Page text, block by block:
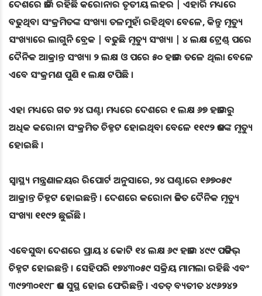
ଦେଶରେ ଜାରି ରହିଛି କରୋନାର ତୃତୀୟ ଲହର | ଏହାରି ମଧ୍ୟରେ
ବଢୁଥିବା ସଂକ୍ରମିତଙ୍କ ସଂଖ୍ୟା ତଳମୁହାଁ ରହିଥିବା ବେଳେ, କିନ୍ତୁ ମୃତ୍ୟୁ
ସଂଖ୍ୟାରେ ଲାଗୁନି ବ୍ରେକ | ବଢୁଛି ମୃତ୍ୟୁ ସଂଖ୍ୟା | ୪ ଲକ୍ଷ ଟ୍ରେଣ୍ଡ୍ ପରେ
ଦୈନିକ ଆକ୍ରାନ୍ତ ସଂଖ୍ୟା ୨ ଲକ୍ଷ ଓ ପରେ ୫୦ ହଜାର ତଳେ ଥିଲା ବେଳେ
ଏବେ ସଂକ୍ରମଣ ପୁଣି ୧ ଲକ୍ଷ ଟପିଛି ।
ଏହା ମଧ୍ୟରେ ଗତ ୨୪ ଘଣ୍ଟା ମଧ୍ୟରେ ଦେଶରେ ୧ ଲକ୍ଷ ୬୭ ହଜାରରୁ
ଅଧିକ କରୋନା ସଂକ୍ରମିତ ଚିହ୍ନଟ ହୋଇଥିବା ବେଳେ ୧୧୯୨ ଜଣଙ୍କ ମୃତ୍ୟୁ
ହୋଇଛି ।
ସ୍ୱାସ୍ଥ୍ୟ ମନ୍ତ୍ରଣାଳୟର ରିପୋର୍ଟ ଅନୁସାରେ, ୨୪ ଘଣ୍ଟାରେ ୧୬୭୦୫୯
ଆକ୍ରାନ୍ତ ଚିହ୍ନଟ ହୋଇଛନ୍ତି । ଦେଶରେ କରୋନା ଜନିତ ଦୈନିକ ମୃତ୍ୟୁ
ସଂଖ୍ୟା ୧୧୯୨ ଛୁଇଁଛି ।
ଏବେସୁଦ୍ଧା ଦେଶରେ ପ୍ରାୟ ୪ କୋଟି ୧୪ ଲକ୍ଷ ୬୯ ହଜାର ୪୯୯ ପଜିଟିଭ୍
ଚିହ୍ନଟ ହୋଇଛନ୍ତି । ସେହିପରି ୧୭୪୩୦୫୯ ସକ୍ରିୟ ମାମଲା ରହିଛି ଏବଂ
୩୯୨୩୦୧୯୮ ଜଣ ସୁସ୍ଥ ହୋଇ ଫେରିଛନ୍ତି । ଏତତ୍ ବ୍ୟତୀତ ୪୯୬୨୪୨